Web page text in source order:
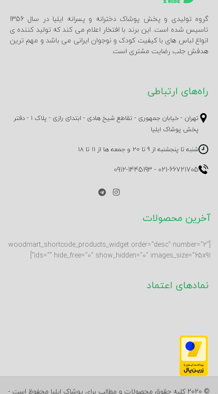
گروه تولیدی و پخش پوشاک دخترانه و پسرانه ایلیا در سال 1356
تاسیس شده است. این برند با افتخار اعلام می کند که تولید کننده ی
انواع لباس های با کیفیت کودک و نوجوان ایرانی می باشد و مهم ترین
هدفش جلب رضایت مشتری است.
راه‌های ارتباطی
تهران - خیابان جمهوری - تقاطع شیخ هادی - ابتدای رازی - پلاک 1 - دفتر
پخش پوشاک ایلیا
شنبه تا پنجشنبه از 9 تا 20 و جمعه ها از 11 تا 18
021-66721705
-
0912-1445193
آخرین محصولات
[woodmart_shortcode_products_widget order="desc" number="2"
ids="" hide_free="0" show_hidden="0" images_size="65x91"]
نمادهای اعتماد
© 2020 کلیه حقوق محصولات و مطالب برای پوشاک ایلیا محفوظ است -